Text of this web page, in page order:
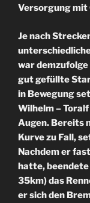
Versorgung mit
Je nach
war demzufolge
gut gefüllte
in Bewegung
Wilhelm –
Augen. Bereits
Kurve zu Fall,
Nachdem er
hatte, beendete
35km) das
er sich den